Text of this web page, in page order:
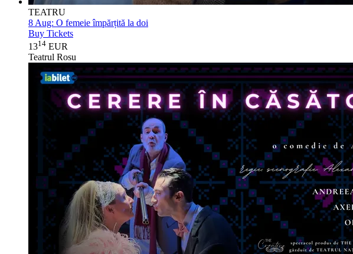
TEATRU
8 Aug: O femeie împărțită la doi
Buy Tickets
1314 EUR
Teatrul Rosu